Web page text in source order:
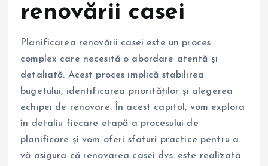
renovării casei
Planificarea renovării casei este un proces
complex care necesită o abordare atentă și
detaliată. Acest proces implică stabilirea
bugetului, identificarea priorităților și alegerea
echipei de renovare. În acest capitol, vom explora
în detaliu fiecare etapă a procesului de
planificare și vom oferi sfaturi practice pentru a
vă asigura că renovarea casei dvs. este realizată